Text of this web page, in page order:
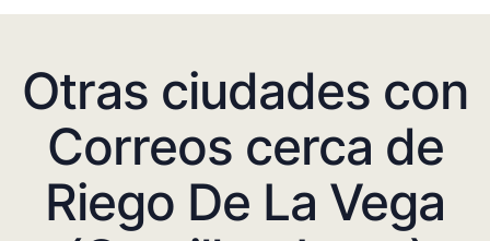
Otras ciudades con
Correos cerca de
Riego De La Vega